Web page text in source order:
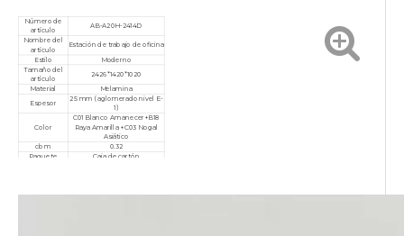
Número de
artículo
AB-A20H-2414D
Nombre del
artículo
Estación de trabajo de oficina
Estilo
Moderno
Tamaño del
artículo
2426*1420*1020
Material
Melamina
Espesor
25 mm (aglomerado nivel E-
1)
Color
C01 Blanco Amanecer+B18
Raya Amarilla +C03 Nogal
Asiático
cbm 0.32
Paquete Caja de cartón
Garantía
3 años